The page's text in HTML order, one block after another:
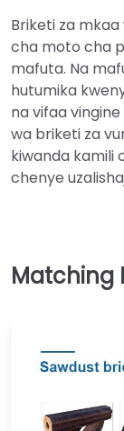
Briketi za
cha moto cha
mafuta. Na
hutumika
na vifaa
wa briketi za
kiwanda kamili
chenye